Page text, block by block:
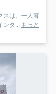
スは、一人暮
ンタ... もっと